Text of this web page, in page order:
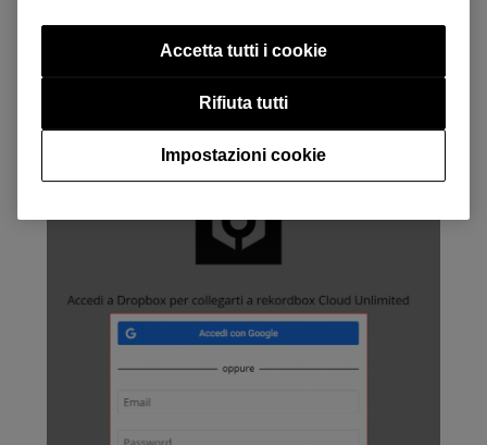
pagina My Page di rekordbox.com.
Impostazioni cookie
Rifiuta tutti
Accetta tutti i cookie